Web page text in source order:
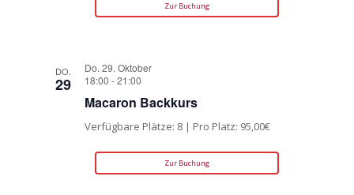
Zur Buchung
DO.
29
Do. 29. Oktober
18:00 -21:00
Macaron Backkurs
Verfügbare Plätze: 8 | Pro Platz: 95,00€
Zur Buchung